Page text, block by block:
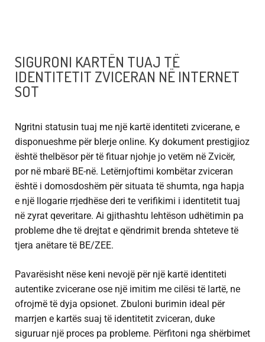
SIGURONI KARTËN TUAJ TË
IDENTITETIT ZVICERAN NË INTERNET
SOT
Ngritni statusin tuaj me një kartë identiteti zvicerane, e
disponueshme për blerje online. Ky dokument prestigjioz
është thelbësor për të fituar njohje jo vetëm në Zvicër,
por në mbarë BE-në. Letërnjoftimi kombëtar zviceran
është i domosdoshëm për situata të shumta, nga hapja
e një llogarie rrjedhëse deri te verifikimi i identitetit tuaj
në zyrat qeveritare. Ai gjithashtu lehtëson udhëtimin pa
probleme dhe të drejtat e qëndrimit brenda shteteve të
tjera anëtare të BE/ZEE.
Pavarësisht nëse keni nevojë për një kartë identiteti
autentike zvicerane ose një imitim me cilësi të lartë, ne
ofrojmë të dyja opsionet. Zbuloni burimin ideal për
marrjen e kartës suaj të identitetit zviceran, duke
siguruar një proces pa probleme. Përfitoni nga shërbimet